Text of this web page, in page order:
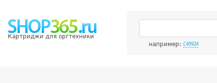
Картриджи для оргтехники
например: C4092A